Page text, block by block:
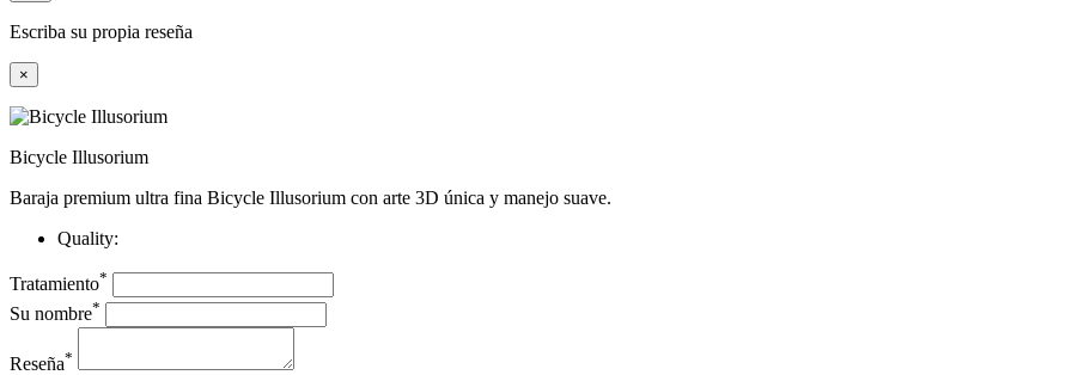
Escriba su propia reseña
×
Bicycle Illusorium
Baraja premium ultra fina Bicycle Illusorium con arte 3D única y manejo suave.
Quality:
Tratamiento*
Su nombre*
Reseña*